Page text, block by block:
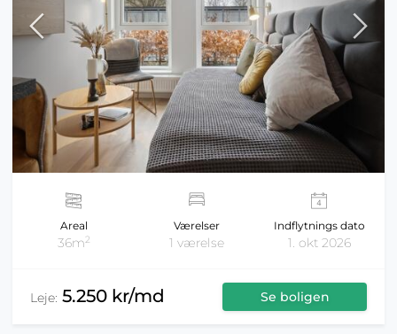
Areal
36m2
Værelser
1 værelse
Indflytnings dato
1. okt 2026
Leje: 5.250 kr/md Se boligen